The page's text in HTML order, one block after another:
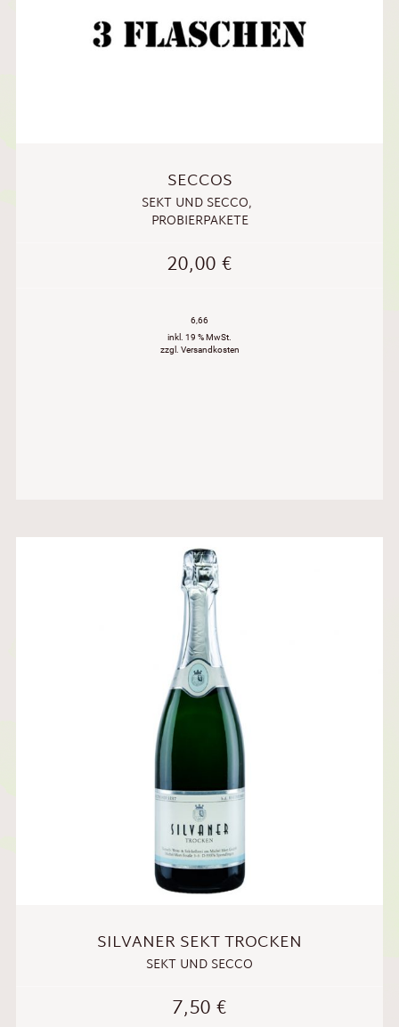
SECCOS
SEKT UND SECCO,
PROBIERPAKETE
20,00€
6,66
inkl. 19 % MwSt.
zzgl. Versandkosten
SILVANER SEKT TROCKEN
SEKT UND SECCO
7,50€